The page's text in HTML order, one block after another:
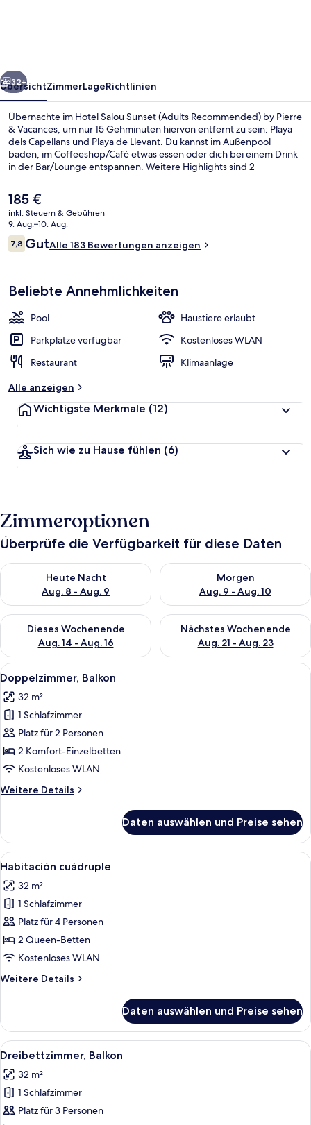
Pierre
&
Vacances
Weiter
32+
ÜbersichtZimmerLageRichtlinien
Übernachte im Hotel Salou Sunset (Adults Recommended) by Pierre
& Vacances, um nur 15 Gehminuten hiervon entfernt zu sein: Playa
dels Capellans und Playa de Llevant. Du kannst im Außenpool
baden, im Coffeeshop/Café etwas essen oder dich bei einem Drink
in der Bar/Lounge entspannen. Weitere Highlights sind 2
Der
aktuelle
Preis
beträgt
185 €.
185 €
inkl. Steuern & Gebühren
9. Aug.–10. Aug.
Bewertungen
7,87,8 von 10.
GutAlle 183 Bewertungen anzeigen
Beliebte Annehmlichkeiten
Pool
Haustiere erlaubt
Parkplätze verfügbar
Kostenloses WLAN
Restaurant
Klimaanlage
Alle anzeigen
Wichtigste Merkmale (12)
Sich wie zu Hause fühlen (6)
Zimmeroptionen
Überprüfe die Verfügbarkeit für diese Daten
Heute Nacht
Aug. 8 - Aug. 9
Überprüfe die Verfügbarkeit für heute Nacht, Aug. 8 - Aug. 9.
Morgen
Aug. 9 - Aug. 10
Überprüfe die Verfügbarkeit
Dieses Wochenende
Aug. 14 - Aug. 16
Überprüfe die Verfügbarkeit für dieses Wochenende, Aug. 14
Nächstes Wochenende
Aug. 21 - Aug. 23
Überprüfe die Verfügbarkeit
Alle
Fotos
für
Doppelzimmer,
Balkon
anzeigen
Ein Hotelzimmer mit einem großen
5
Doppelzimmer, Balkon
32 m²
1 Schlafzimmer
Platz für 2 Personen
2 Komfort-Einzelbetten
Kostenloses WLAN
Weitere Details
Weitere
Balkon
Daten auswählen und Preise sehen
Alle
Fotos
für
Habitación
cuádruple
anzeigen
Ein Hotelzimmer mit zwei Betten,
5
Habitación cuádruple
32 m²
1 Schlafzimmer
Platz für 4 Personen
2 Queen-Betten
Kostenloses WLAN
Weitere Details
Weitere
cuádruple
Daten auswählen und Preise sehen
Alle
Fotos
für
Dreibettzimmer,
Balkon
Ein Hotelzimmer mit einem großen
5
Dreibettzimmer, Balkon
32 m²
1 Schlafzimmer
Platz für 3 Personen